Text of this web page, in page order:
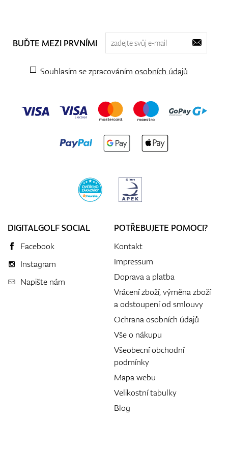
BUĎTE MEZI PRVNÍMI
Souhlasím se zpracováním osobních údajů
DIGITALGOLF SOCIAL
Facebook
Instagram
Napište nám
POTŘEBUJETE POMOCI?
Kontakt
Impressum
Doprava a platba
Vrácení zboží, výměna zboží
a odstoupení od smlouvy
Ochrana osobních údajů
Vše o nákupu
Všeobecní obchodní
podmínky
Mapa webu
Velikostní tabulky
Blog